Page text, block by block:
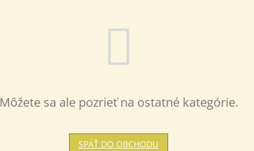
Môžete sa ale pozrieť na ostatné kategórie.
SPÄŤ DO OBCHODU